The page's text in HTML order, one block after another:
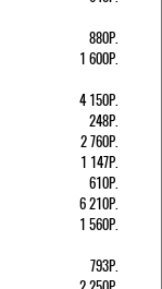
880Р.
1 600Р.
4 150Р.
248Р.
2 760Р.
1 147Р.
610Р.
6 210Р.
1 560Р.
793Р.